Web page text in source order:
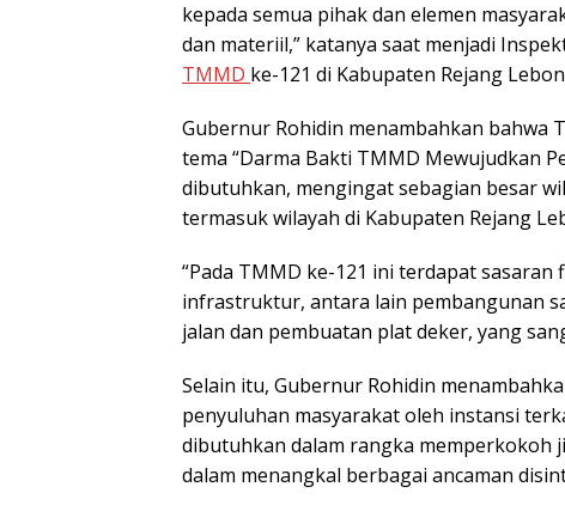
kepada semua pihak dan elemen
dan materiil,” katanya saat menjadi
TMMD ke-121 di Kabupaten Rejang
Gubernur Rohidin menambahkan bahwa
tema “Darma Bakti TMMD Mewujudkan
dibutuhkan, mengingat sebagian besar
termasuk wilayah di Kabupaten Rejang
“Pada TMMD ke-121 ini terdapat
infrastruktur, antara lain pembangunan
jalan dan pembuatan plat deker, yang
Selain itu, Gubernur Rohidin
penyuluhan masyarakat oleh instansi
dibutuhkan dalam rangka memperkokoh
dalam menangkal berbagai ancaman